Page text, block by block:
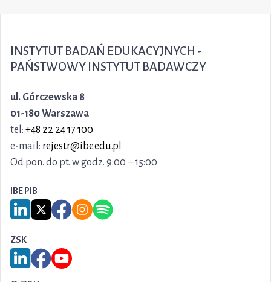
INSTYTUT BADAŃ EDUKACYJNYCH -
PAŃSTWOWY INSTYTUT BADAWCZY
ul. Górczewska 8
01-180 Warszawa
tel: +48 22 24 17 100
e-mail: rejestr@ibe.edu.pl
Od pon. do pt. w godz. 9:00 – 15:00
IBE PIB
Link do serwisu LinkedIn IBE PIB
Link do serwisu X IBE PIB
Link do Facebook IBE PIB
Link do Instagram IBE PIB
Link do Spotify IBE PIB
ZSK
Link do serwisu LinkedIn ZSK
Link do Facebook ZSK
Link do YouTube ZSK